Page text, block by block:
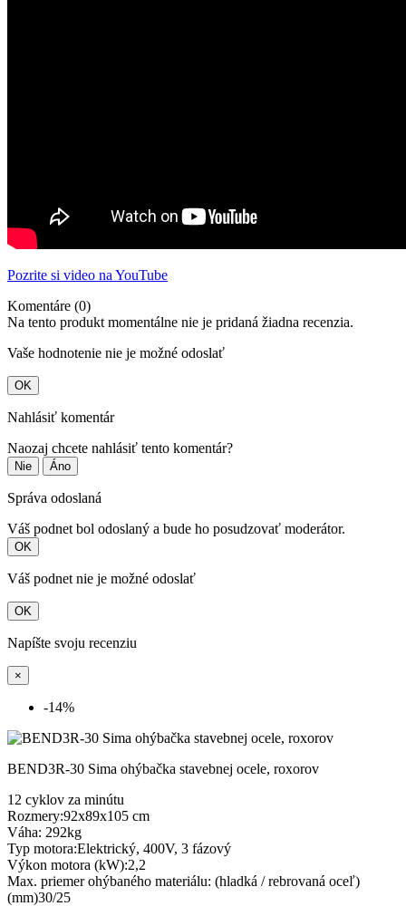
Pozrite si video na YouTube
Komentáre (0)
Na tento produkt momentálne nie je pridaná žiadna recenzia.
Vaše hodnotenie nie je možné odoslať
OK
Nahlásiť komentár
Naozaj chcete nahlásiť tento komentár?
Nie Áno
Správa odoslaná
Váš podnet bol odoslaný a bude ho posudzovať moderátor.
OK
Váš podnet nie je možné odoslať
OK
Napíšte svoju recenziu
×
-14%
BEND3R-30 Sima ohýbačka stavebnej ocele, roxorov
12 cyklov za minútu
Rozmery:92x89x105 cm
Váha: 292kg
Typ motora:Elektrický, 400V, 3 fázový
Výkon motora (kW):2,2
Max. priemer ohýbaného materiálu: (hladká / rebrovaná oceľ)
(mm)30/25